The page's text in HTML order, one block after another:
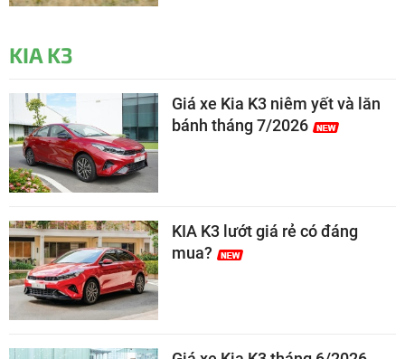
KIA K3
Giá xe Kia K3 niêm yết và lăn
bánh tháng 7/2026
KIA K3 lướt giá rẻ có đáng
mua?